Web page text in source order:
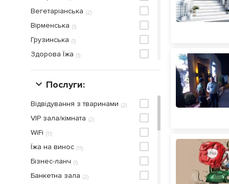
(2)
Вегетаріанська
(1)
Вірменська
(1)
Грузинська
(1)
Здорова Їжа
(1)
Морепродукти
(1)
Паназійська
Послуги:
(2)
Відвідування з тваринами
(2)
VIP зала/кімната
(11)
WiFi
(11)
Їжа на винос
(1)
Бiзнес-ланч
(2)
Банкетна зала